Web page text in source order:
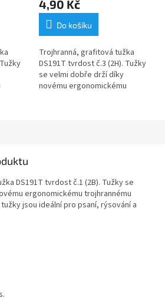
4,90 Kč
Do košíku
Trojhranná, grafitová tužka
DS191T tvrdost č.3 (2H). Tužky
se velmi dobře drží díky
novému ergonomickému
DS191T tvrdost č.1 (2B). Tužky se
ergonomickému trojhrannému
jsou ideální pro psaní, rýsování a